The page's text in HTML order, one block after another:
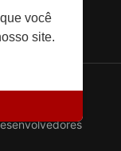
você
site.